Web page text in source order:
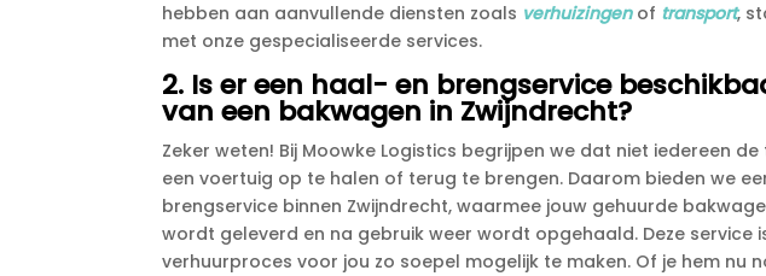
hebben aan aanvullende diensten zoals verhuizingenof transport,
met onze gespecialiseerde services.​
2.​ Is er een haal- en brengservice
van een bakwagen in Zwijndrecht?
Zeker weten! Bij Moowke Logistics begrijpen we dat niet iedereen
een voertuig op te halen of terug te brengen.​ Daarom bieden we
brengservice binnen Zwijndrecht, waarmee jouw gehuurde
wordt geleverd en na gebruik weer wordt opgehaald.​ Deze service
verhuurproces voor jou zo soepel mogelijk te maken.​ Of je hem nu